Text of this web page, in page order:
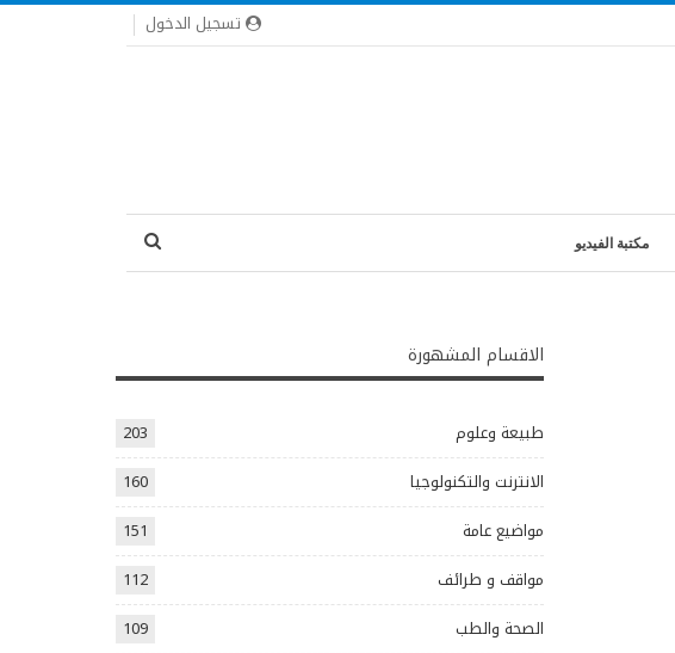
تسجيل الدخول
مكتبة الفيديو
الاقسام المشهورة
طبيعة وعلوم
203
الانترنت والتكنولوجيا
160
مواضيع عامة
151
مواقف و طرائف
112
الصحة والطب
109